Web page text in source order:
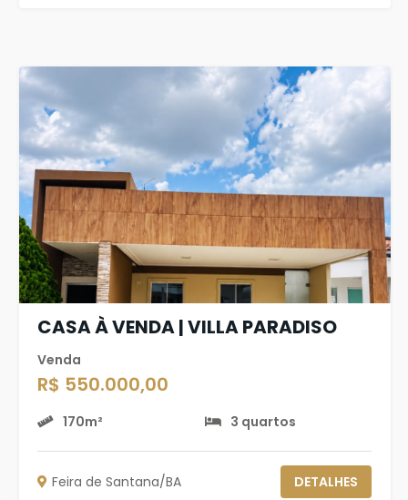
CASA À VENDA | VILLA PARADISO
Venda
R$ 550.000,00
170m² 3 quartos
Feira de Santana/BA DETALHES